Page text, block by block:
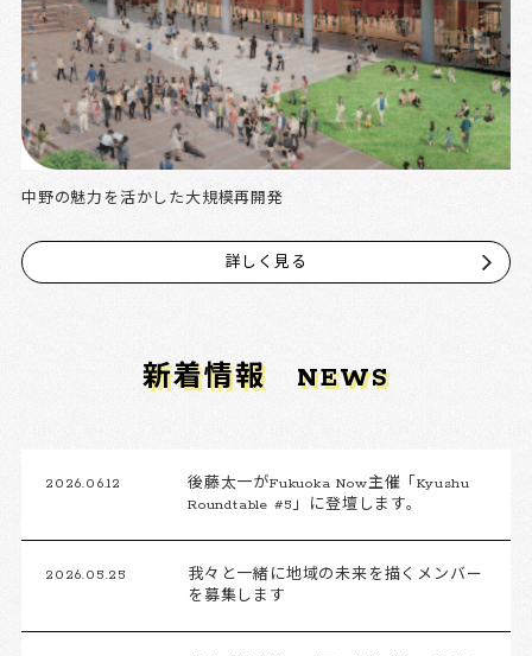
中野の魅力を活かした大規模再開発
詳しく見る
新着情報 NEWS
2026.06.12
後藤太一がFukuoka Now主催「Kyushu
Roundtable #5」に登壇します。
2026.05.25
我々と一緒に地域の未来を描くメンバー
を募集します